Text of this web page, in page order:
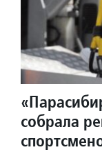
собрала